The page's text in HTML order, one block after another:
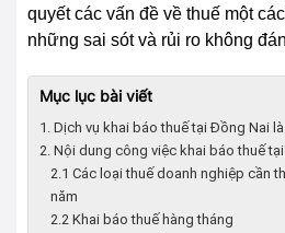
quyết các vấn đề về thuế một
những sai sót và rủi ro không
Mục lục bài viết
1. Dịch vụ khai báo thuế tại Đồng Nai
2. Nội dung công việc khai báo thuế
2.1 Các loại thuế doanh nghiệp cần
năm
2.2 Khai báo thuế hàng tháng